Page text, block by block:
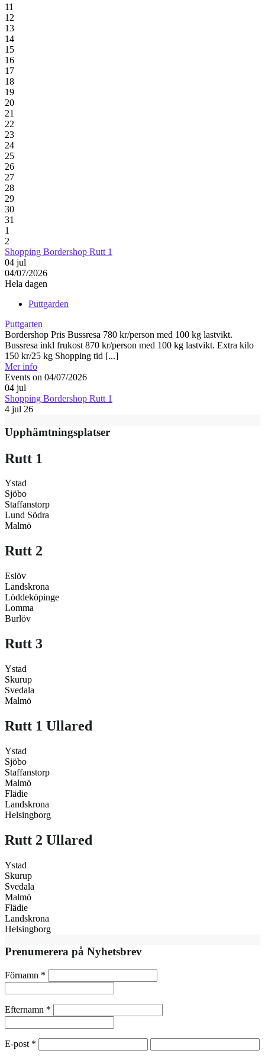
11
12
13
14
15
16
17
18
19
20
21
22
23
24
25
26
27
28
29
30
31
1
2
Shopping Bordershop Rutt 1
04 jul
04/07/2026
Hela dagen
Puttgarden
Puttgarten
Bordershop Pris Bussresa 780 kr/person med 100 kg lastvikt.
Bussresa inkl frukost 870 kr/person med 100 kg lastvikt. Extra kilo
150 kr/25 kg Shopping tid [...]
Mer info
Events on 04/07/2026
04 jul
Shopping Bordershop Rutt 1
4 jul 26
Upphämtningsplatser
Rutt 1
Ystad
Sjöbo
Staffanstorp
Lund Södra
Malmö
Rutt 2
Eslöv
Landskrona
Löddeköpinge
Lomma
Burlöv
Rutt 3
Ystad
Skurup
Svedala
Malmö
Rutt 1 Ullared
Ystad
Sjöbo
Staffanstorp
Malmö
Flädie
Landskrona
Helsingborg
Rutt 2 Ullared
Ystad
Skurup
Svedala
Malmö
Flädie
Landskrona
Helsingborg
Prenumerera på Nyhetsbrev
Förnamn *
Efternamn *
E-post *